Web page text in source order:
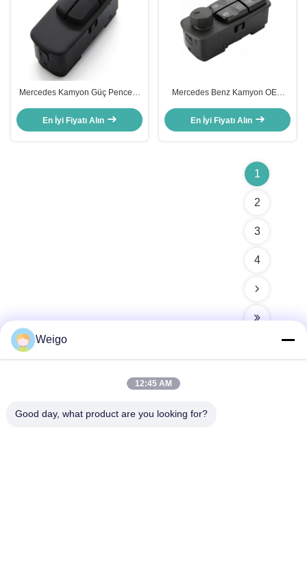
Mercedes Kamyon Güç Pencere
A0045450113
En İyi Fiyatı Alın
Mercedes Benz Kamyon OEM
0015455913 için pencere
En İyi Fiyatı Alın
1
2
3
4
Weigo
12:45 AM
Good day, what product are you looking for?